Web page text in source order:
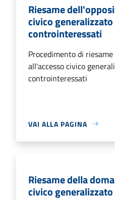
Riesame
civico
controinteressati
Procedimento di
all'accesso civico
controinteressati
VAI ALLA PAGINA
Riesame della
civico generalizzato